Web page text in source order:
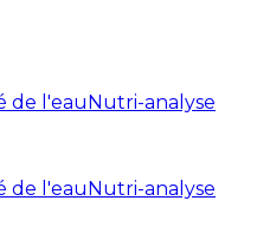
de l'eauNutri-analyse
de l'eauNutri-analyse